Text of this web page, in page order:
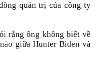
quản trị của công ty
rằng ông không biết về
giữa Hunter Biden và